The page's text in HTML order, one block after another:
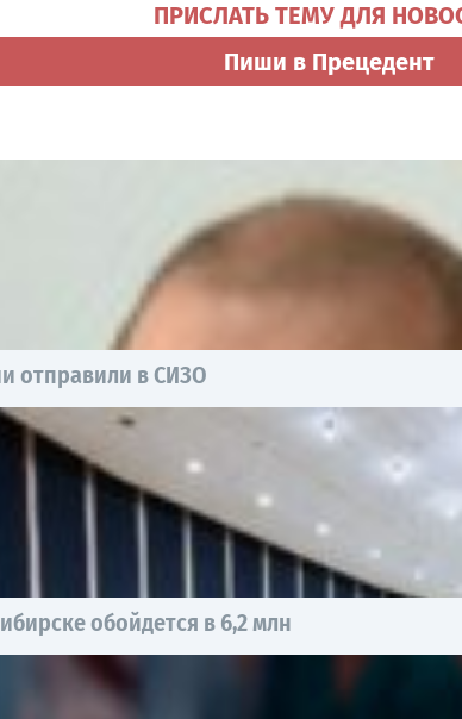
ПРИСЛАТЬ ТЕМУ ДЛЯ
Пиши в Прецедент
отправили в СИЗО
обойдется в 6,2 млн